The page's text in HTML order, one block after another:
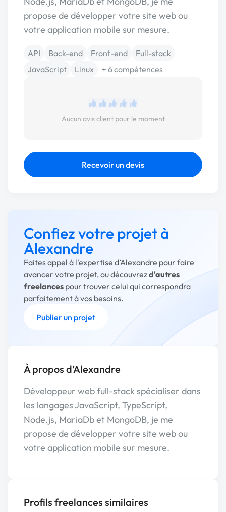
propose de développer votre site web ou
votre application mobile sur mesure.
API Back-end Front-end
Full-stack
JavaScript
Linux + 6 compétences
Aucun avis client pour le moment
Recevoir un devis
Confiez votre projet à
Alexandre
Faites appel à l'expertise d’Alexandre pour faire
avancer votre projet, ou découvrezd'autres
freelances pour trouver celui qui correspondra
parfaitement à vos besoins.
Publier un projet
À propos d’Alexandre
Développeur web full-stack spécialiser dans
les langages JavaScript, TypeScript,
Node.js, MariaDb et MongoDB, je me
propose de développer votre site web ou
votre application mobile sur mesure.
Profils freelances similaires